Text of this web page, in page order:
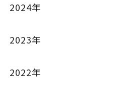
2024年
2023年
2022年